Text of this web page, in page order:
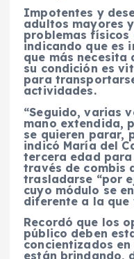
Impotentes y
adultos mayores
problemas físicos
indicando que es
que más
su condición es
para
actividades.
“Seguido, varias
mano extendida,
se quieren parar,
indicó María del
tercera edad
través de combis
trasladarse “por
cuyo módulo se
diferente a la que
Recordó que los
público deben
concientizados
están brindando,